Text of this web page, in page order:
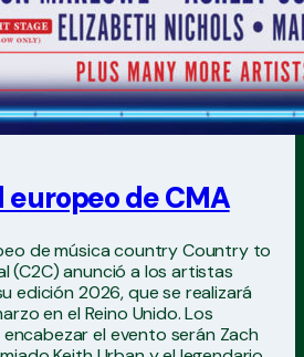
europeo de CMA
de música country Country to
(C2C) anunció a los artistas
edición 2026, que se realizará
en el Reino Unido. Los
el evento serán Zach